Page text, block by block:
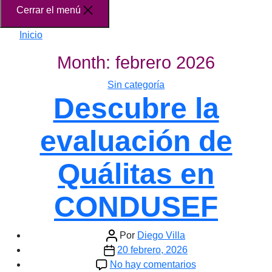
Cerrar el menú
Inicio
Month: febrero 2026
Categorías
Sin categoría
Descubre la
evaluación de
Quálitas en
CONDUSEF
Autor
de
la
Por Diego Villa
Fecha
de
20 febrero, 2026
No hay comentariosen